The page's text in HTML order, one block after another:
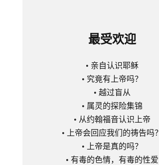
最受欢迎
• 亲自认识耶稣
• 究竟有上帝吗？
• 越过盲从
• 属灵的探险集锦
• 从约翰福音认识上帝
• 上帝会回应我们的祷告吗？
• 上帝是真的吗？
• 有毒的色情，有毒的性爱